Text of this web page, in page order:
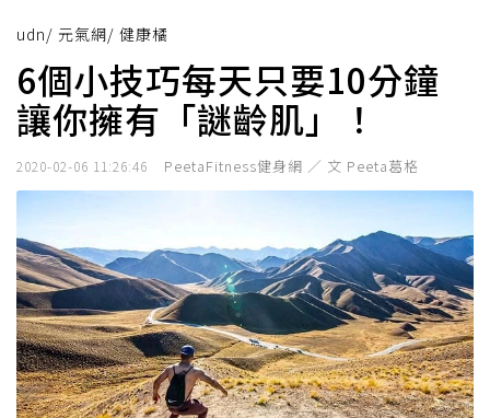
udn/ 元氣網/ 健康橘
6個小技巧每天只要10分鐘
讓你擁有「謎齡肌」！
2020-02-06 11:26:46 PeetaFitness健身網 ／ 文 Peeta葛格